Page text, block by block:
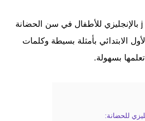
شاهد كلمات بحرف j بالإنجليزي للأطفال في سن الحضانة
الابتدائي بأمثلة بسيطة وكلمات
بسهولة.